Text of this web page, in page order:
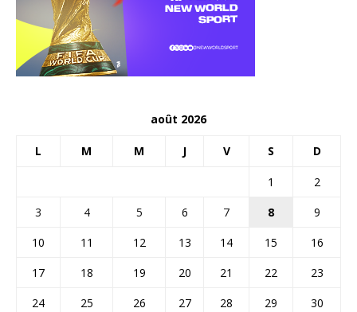
août 2026
L M M J V S D
1
2
3
4 5 6 7 8
9
10
11 12 13 14 15
16
17
18 19 20 21 22
23
24
25 26 27 28 29
30